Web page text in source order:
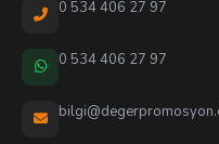
0 534 406 27 97
0 534 406 27 97